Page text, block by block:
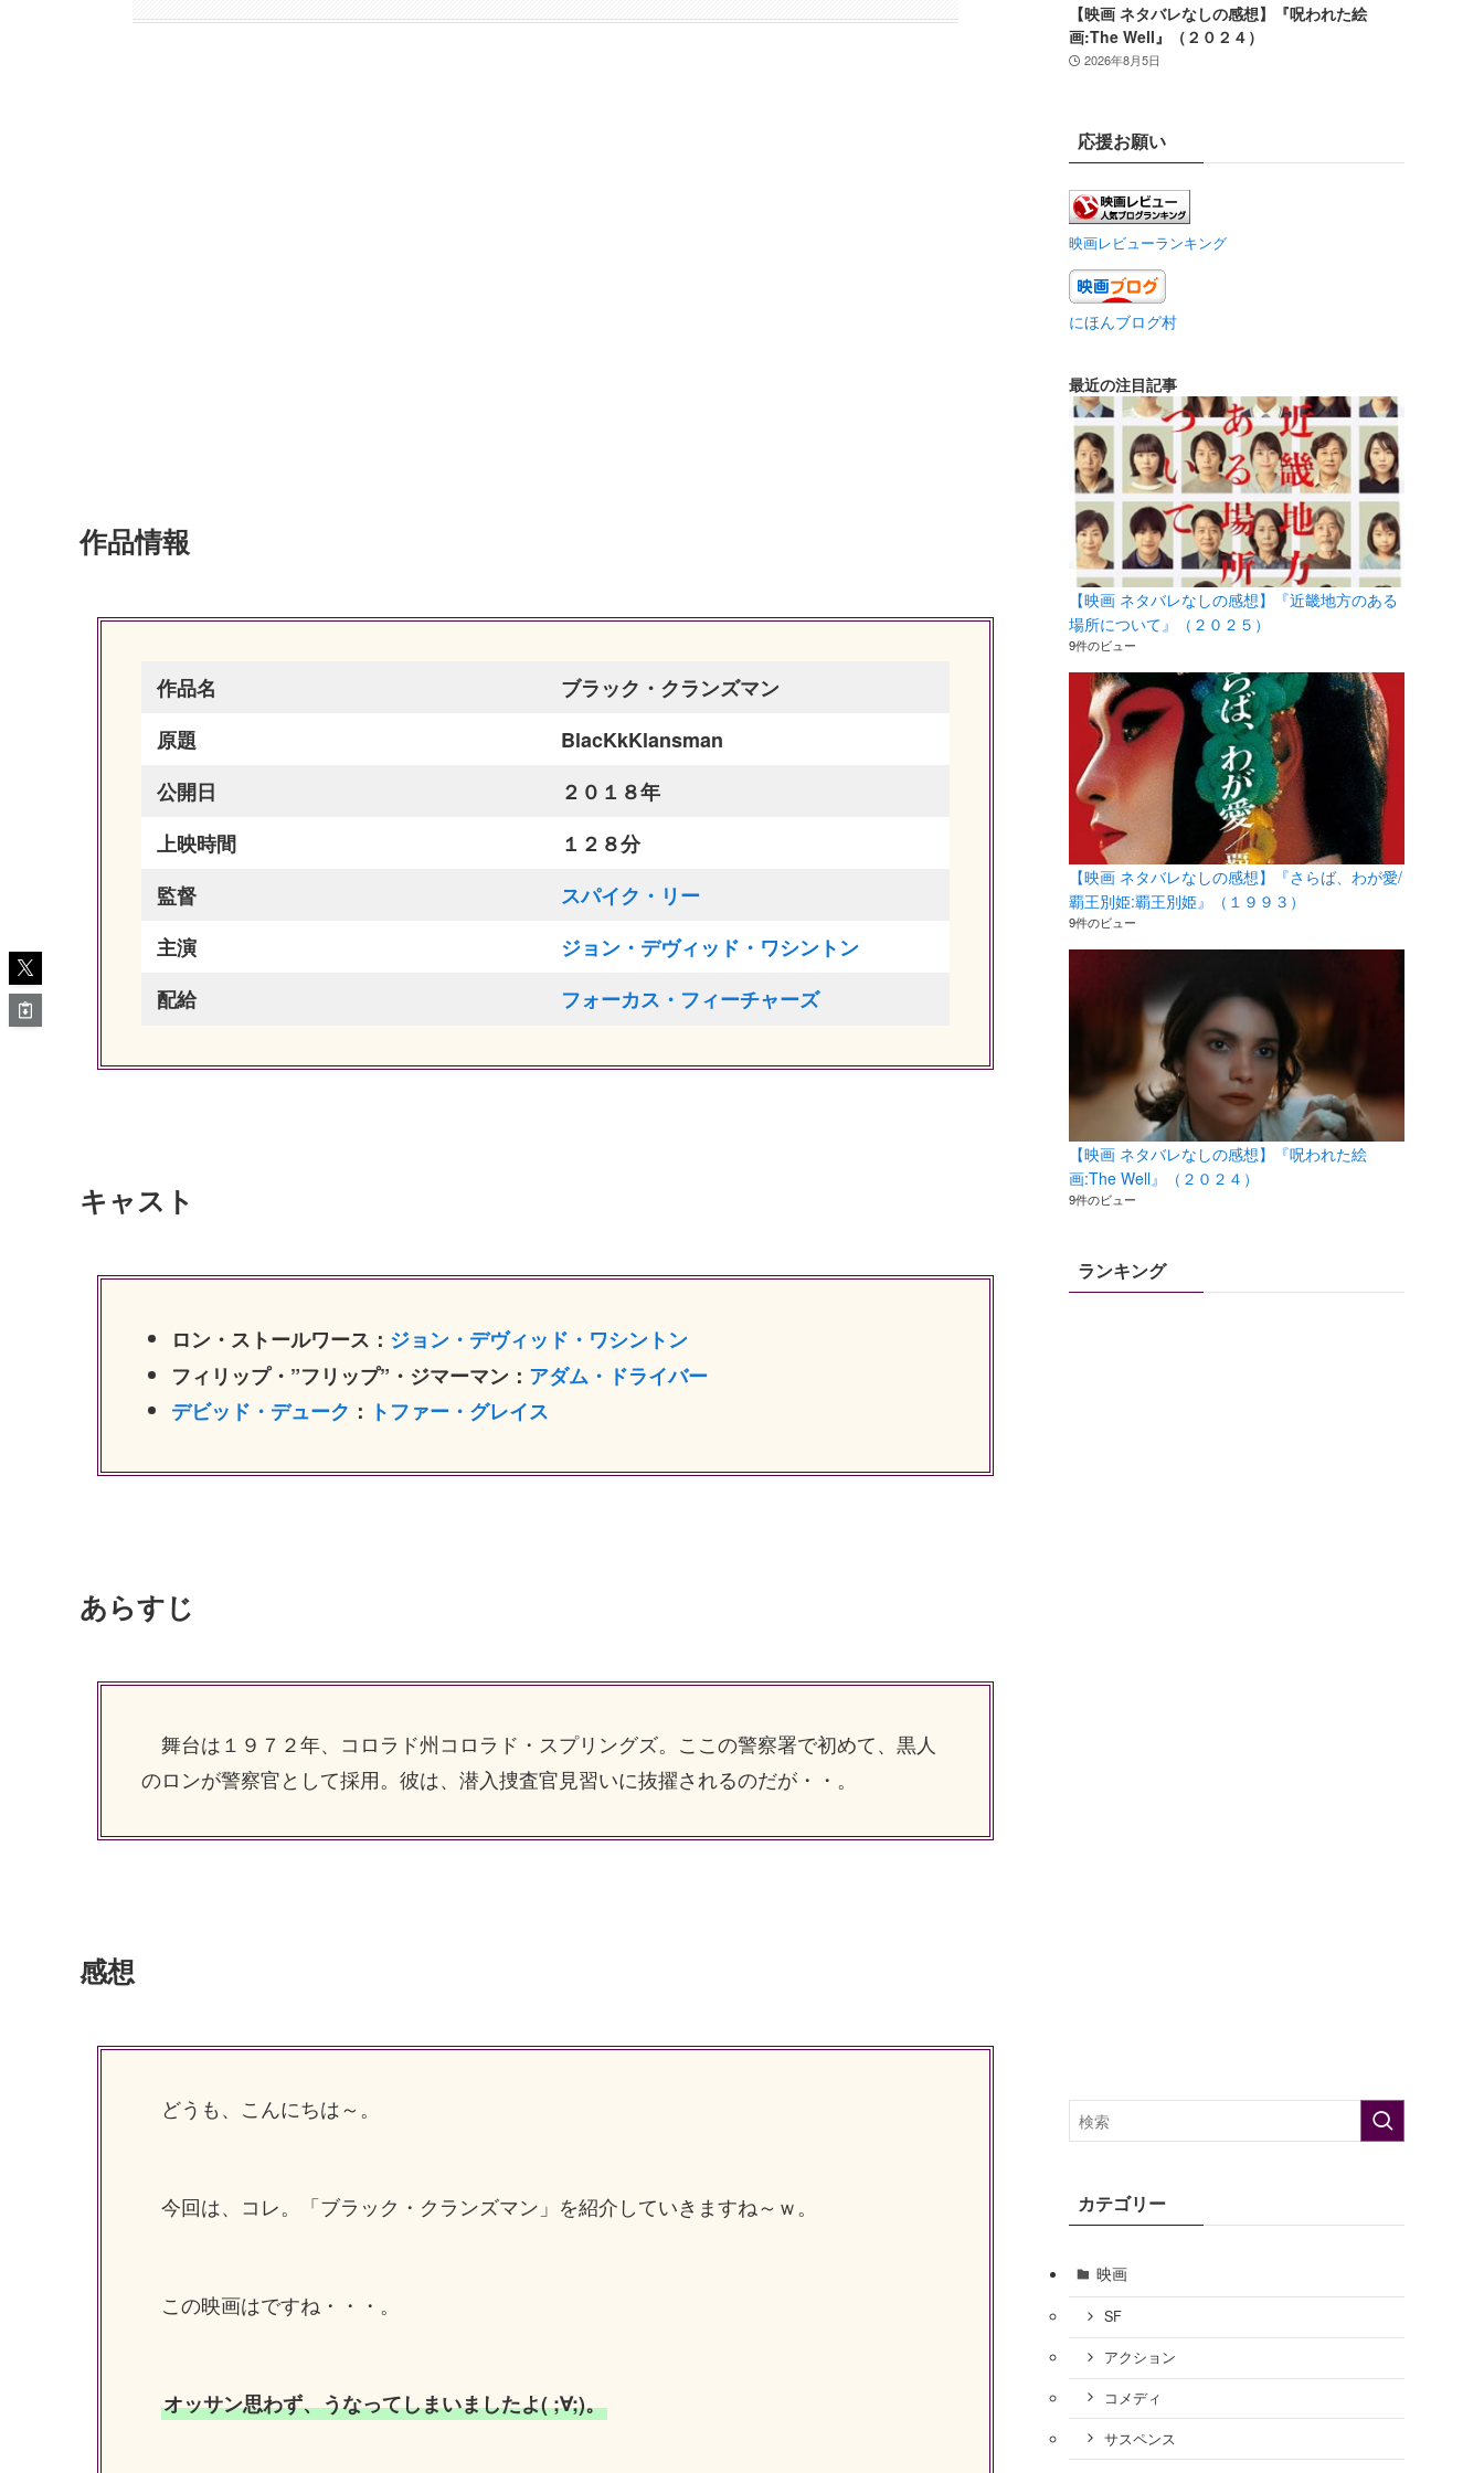
作品情報
作品名
ブラック・クランズマン
原題
BlacKkKlansman
公開日
２０１８年
上映時間
１２８分
監督
スパイク・リー
主演
ジョン・デヴィッド・ワシントン
配給
フォーカス・フィーチャーズ
キャスト
ロン・ストールワース： ジョン・デヴィッド・ワシントン
フィリップ・”フリップ”・ジマーマン： アダム・ドライバー
デビッド・デューク ： トファー・グレイス
あらすじ
舞台は１９７２年、コロラド州コロラド・スプリングズ。ここの警察署で初めて、黒人
のロンが警察官として採用。彼は、潜入捜査官見習いに抜擢されるのだが・・。
感想
どうも、こんにちは～。
今回は、コレ。「ブラック・クランズマン」を紹介していきますね～ｗ。
この映画はですね・・・。
オッサン思わず、うなってしまいましたよ( ;∀;)。
【映画 ネタバレなしの感想】『呪われた絵
画:The Well』（２０２４）
2026年8月5日
応援お願い
映画レビューランキング
にほんブログ村
最近の注目記事
【映画 ネタバレなしの感想】『近畿地方のある
場所について』（２０２５）
9件のビュー
【映画 ネタバレなしの感想】『さらば、わが愛/
覇王別姫:覇王別姫』（１９９３）
9件のビュー
【映画 ネタバレなしの感想】『呪われた絵
画:The Well』（２０２４）
9件のビュー
ランキング
カテゴリー
映画
SF
アクション
コメディ
サスペンス